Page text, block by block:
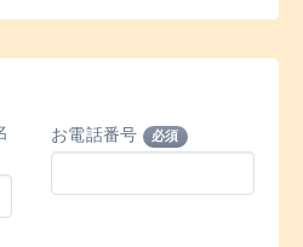
お電話番号 必須